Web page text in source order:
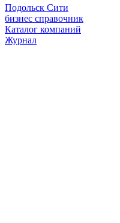
Подольск Сити
бизнес справочник
Каталог компаний
Журнал